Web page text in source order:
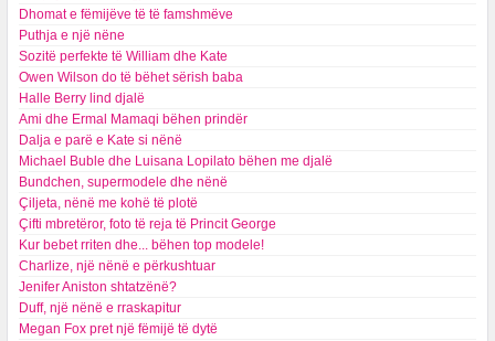
Dhomat e fëmijëve të të famshmëve
Puthja e një nëne
Sozitë perfekte të William dhe Kate
Owen Wilson do të bëhet sërish baba
Halle Berry lind djalë
Ami dhe Ermal Mamaqi bëhen prindër
Dalja e parë e Kate si nënë
Michael Buble dhe Luisana Lopilato bëhen me djalë
Bundchen, supermodele dhe nënë
Çiljeta, nënë me kohë të plotë
Çifti mbretëror, foto të reja të Princit George
Kur bebet rriten dhe... bëhen top modele!
Charlize, një nënë e përkushtuar
Jenifer Aniston shtatzënë?
Duff, një nënë e rraskapitur
Megan Fox pret një fëmijë të dytë